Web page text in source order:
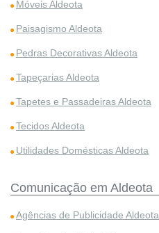
Móveis Aldeota
Paisagismo Aldeota
Pedras Decorativas Aldeota
Tapeçarias Aldeota
Tapetes e Passadeiras Aldeota
Tecidos Aldeota
Utilidades Domésticas Aldeota
Comunicação em Aldeota
Agências de Publicidade Aldeota